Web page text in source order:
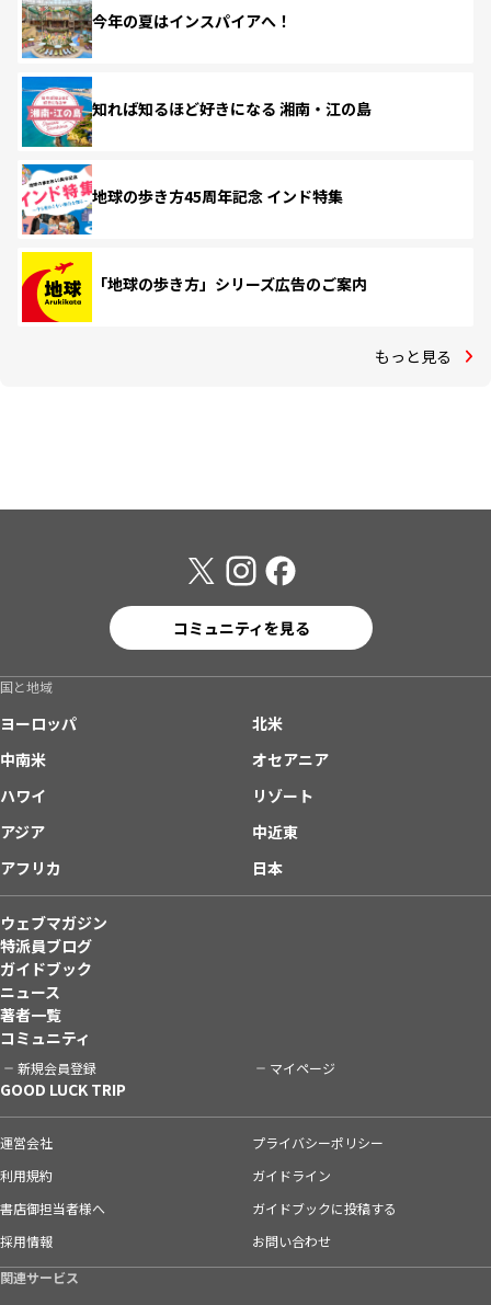
今年の夏はインスパイアへ！
知れば知るほど好きになる 湘南・江の島
地球の歩き方45周年記念 インド特集
「地球の歩き方」シリーズ広告のご案内
もっと見る
コミュニティを見る
国と地域
ヨーロッパ
北米
中南米
オセアニア
ハワイ
リゾート
アジア
中近東
アフリカ
日本
ウェブマガジン
特派員ブログ
ガイドブック
ニュース
著者一覧
コミュニティ
新規会員登録 マイページ
GOOD LUCK TRIP
運営会社
プライバシーポリシー
利用規約
ガイドライン
書店御担当者様へ
ガイドブックに投稿する
採用情報
お問い合わせ
関連サービス